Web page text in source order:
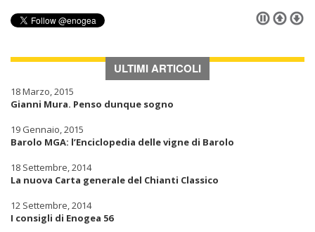
ULTIMI ARTICOLI
18 Marzo, 2015
Gianni Mura. Penso dunque sogno
19 Gennaio, 2015
Barolo MGA: l’Enciclopedia delle vigne di Barolo
18 Settembre, 2014
La nuova Carta generale del Chianti Classico
12 Settembre, 2014
I consigli di Enogea 56